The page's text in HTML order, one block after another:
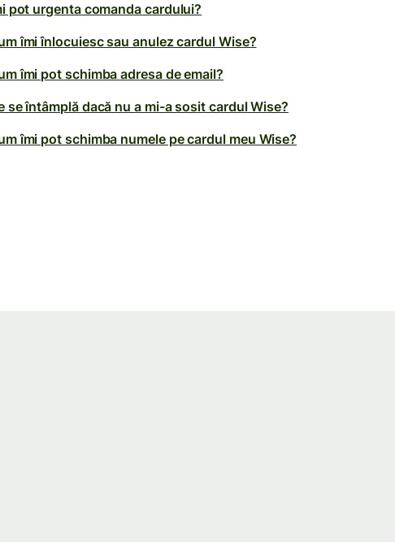
pot urgenta comanda cardului?
îmi înlocuiesc sau anulez cardul Wise?
îmi pot schimba adresa de email?
se întâmplă dacă nu a mi-a sosit cardul Wise?
îmi pot schimba numele pe cardul meu Wise?